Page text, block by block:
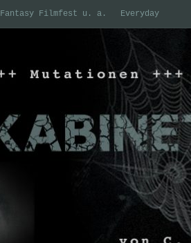
Fantasy Filmfest u. a. Everyday